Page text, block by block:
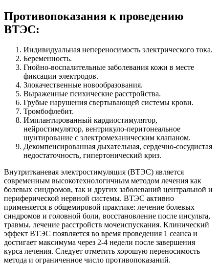
Противопоказания к проведению
ВТЭС:
Индивидуальная непереносимость электрического тока.
Беременность.
Гнойно-воспалительные заболевания кожи в месте
фиксации электродов.
Злокачественные новообразования.
Выраженные психические расстройства.
Грубые нарушения свертывающей системы крови.
Тромбофлебит.
Имплантированный кардиостимулятор,
нейростимулятор, вентрикуло-перитонеальное
шунтирование с электромеханическим клапаном.
Декомпенсированная дыхательная, сердечно-сосудистая
недостаточность, гипертонический криз.
Внутритканевая электростимуляция (ВТЭС) является
современным высокотехнологичным методом лечения как
болевых синдромов, так и других заболеваний центральной и
периферической нервной системы. ВТЭС активно
применяется в общемировой практике: лечение болевых
синдромов и головной боли, восстановление после инсульта,
травмы, лечение расстройств мочеиспускания. Клинический
эффект ВТЭС появляется во время проведения 1 сеанса и
достигает максимума через 2-4 недели после завершения
курса лечения. Следует отметить хорошую переносимость
метода и ограниченное число противопоказаний.